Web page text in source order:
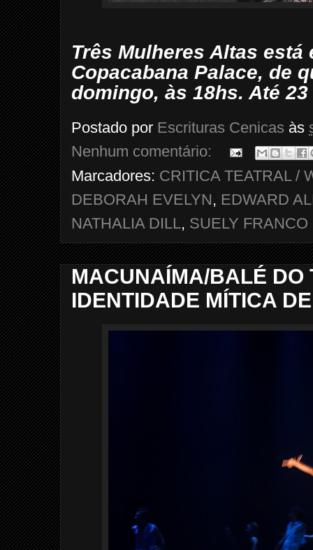
Três Mulheres Altas está
Copacabana Palace, de
domingo, às 18hs. Até
Postado por Escrituras Cenicas às
Nenhum comentário:
Marcadores: CRITICA TEATRAL /
DEBORAH EVELYN, EDWARD
NATHALIA DILL, SUELY FRANCO
MACUNAÍMA/BALÉ DO
IDENTIDADE MÍTICA